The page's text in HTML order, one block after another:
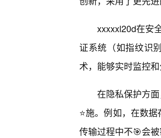
xxxxxl20d在安
证系统（如指纹识
术，能够实时监控
在隐私保护方
⭐施。例如，在数
传输过程中不🎯会